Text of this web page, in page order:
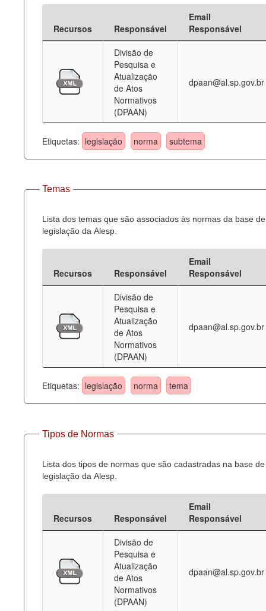
Recursos Responsável
Email
Responsável
Divisão de
Pesquisa e
Atualização
de Atos
Normativos
(DPAAN)
dpaan@al.sp.gov.br
Etiquetas: legislação norma subtema
Temas
Lista dos temas que são associados às normas da base de
legislação da Alesp.
Recursos Responsável
Email
Responsável
Divisão de
Pesquisa e
Atualização
de Atos
Normativos
(DPAAN)
dpaan@al.sp.gov.br
Etiquetas: legislação norma tema
Tipos de Normas
Lista dos tipos de normas que são cadastradas na base de
legislação da Alesp.
Recursos Responsável
Email
Responsável
Divisão de
Pesquisa e
Atualização
de Atos
Normativos
(DPAAN)
dpaan@al.sp.gov.br